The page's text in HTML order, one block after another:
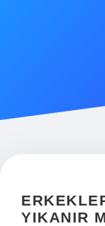
Hakkımızda
YIKANIR